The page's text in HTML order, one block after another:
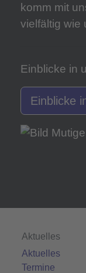
komm mit
vielfältig wie
Einblicke in
Einblicke
Aktuelles
Aktuelles
Termine